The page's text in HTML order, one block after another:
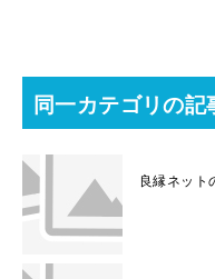
同一カテゴリの記
良縁ネット